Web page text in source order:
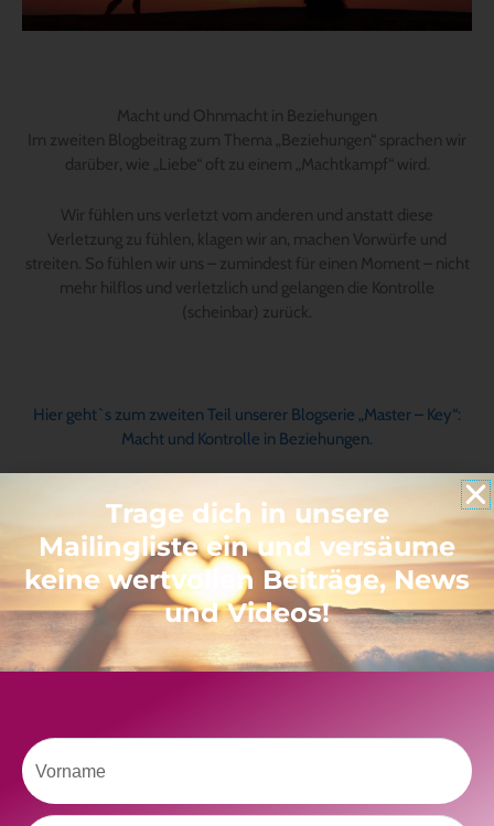
Macht und Ohnmacht in Beziehungen
Im zweiten Blogbeitrag zum Thema „Beziehungen“ sprachen wir
darüber, wie „Liebe“ oft zu einem „Machtkampf“ wird.
Wir fühlen uns verletzt vom anderen und anstatt diese
Verletzung zu fühlen, klagen wir an, machen Vorwürfe und
streiten. So fühlen wir uns – zumindest für einen Moment – nicht
mehr hilflos und verletzlich und gelangen die Kontrolle
(scheinbar) zurück.
Hier geht`s zum zweiten Teil unserer Blogserie „Master – Key“:
Macht und Kontrolle in Beziehungen.
Trage dich in unsere
Mailingliste ein und versäume
keine wertvollen Beiträge, News
und Videos!
Vorname